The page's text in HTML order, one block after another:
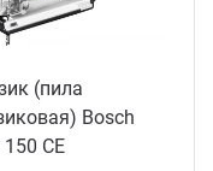
(пила
Bosch
150 CE